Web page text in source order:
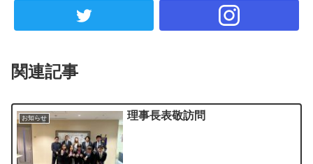
関連記事
お知らせ 理事長表敬訪問